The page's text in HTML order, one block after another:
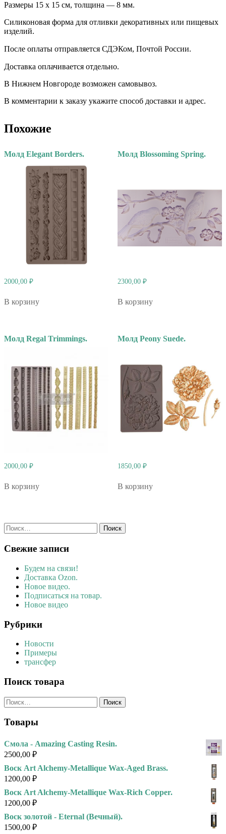
Размеры 15 х 15 см, толщина — 8 мм.
Силиконовая форма для отливки декоративных или пищевых
изделий.
После оплаты отправляется СДЭКом, Почтой России. ⠀
Доставка оплачивается отдельно. ⠀
В Нижнем Новгороде возможен самовывоз.
В комментарии к заказу укажите способ доставки и адрес.
Похожие
Молд Elegant Borders.
2000,00 ₽
В корзину
Молд Blossoming Spring.
2300,00 ₽
В корзину
Молд Regal Trimmings.
2000,00 ₽
В корзину
Молд Peony Suede.
1850,00 ₽
В корзину
Найти:
Свежие записи
Будем на связи!
Доставка Ozon.
Новое видео.
Подписаться на товар.
Новое видео
Рубрики
Новости
Примеры
трансфер
Поиск товара
Найти:
Товары
Смола - Amazing Casting Resin.
2500,00 ₽
Воск Art Alchemy-Metallique Wax-Aged Brass.
1200,00 ₽
Воск Art Alchemy-Metallique Wax-Rich Copper.
1200,00 ₽
Воск золотой - Eternal (Вечный).
1500,00 ₽